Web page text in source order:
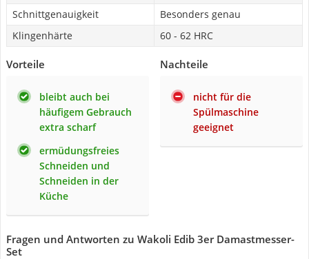
Schnittgenauigkeit
Besonders genau
Klingenhärte
60 - 62 HRC
Vorteile
bleibt auch bei
häufigem Gebrauch
extra scharf
ermüdungsfreies
Schneiden und
Schneiden in der
Küche
Nachteile
nicht für die
Spülmaschine
geeignet
Fragen und Antworten zu Wakoli Edib 3er Damastmesser-
Set